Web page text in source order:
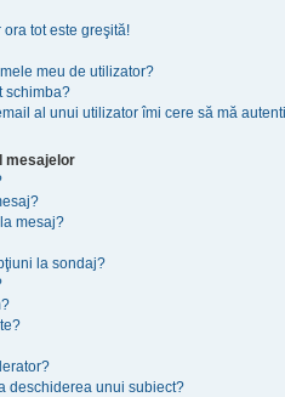
tot este greşită!
meu de utilizator?
schimba?
al unui utilizator îmi cere să mă
mesajelor
mesaj?
la sondaj?
deschiderea unui subiect?